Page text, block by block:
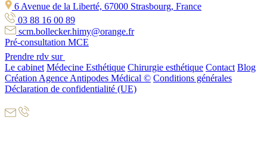
6 Avenue de la Liberté, 67000 Strasbourg, France
03 88 16 00 89
scm.bollecker.himy@orange.fr
Pré-consultation MCE
Prendre rdv sur
Le cabinet Médecine Esthétique Chirurgie esthétique Contact Blog
Création Agence Antipodes Médical © Conditions générales
Déclaration de confidentialité (UE)